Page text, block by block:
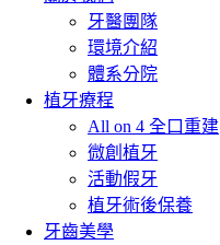
牙醫團隊
環境介紹
體系分院
植牙療程
All on 4 全口重建
微創植牙
活動假牙
植牙術後保養
牙齒美學